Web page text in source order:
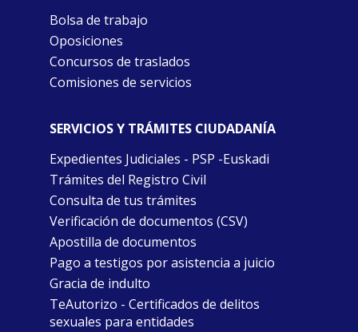
Bolsa de trabajo
Oposiciones
Concursos de traslados
Comisiones de servicios
SERVICIOS Y TRÁMITES CIUDADANÍA
Expedientes Judiciales - PSP -Euskadi
Trámites del Registro Civil
Consulta de tus trámites
Verificación de documentos (CSV)
Apostilla de documentos
Pago a testigos por asistencia a juicio
Gracia de indulto
TeAutorizo - Certificados de delitos
sexuales para entidades